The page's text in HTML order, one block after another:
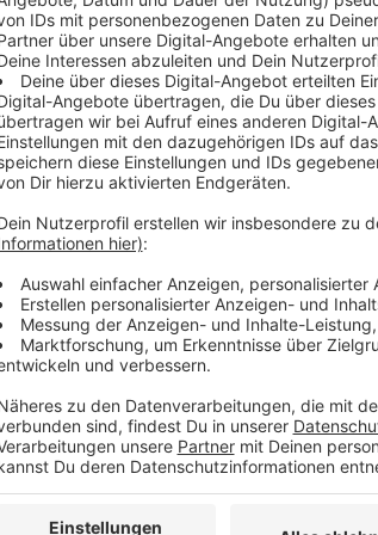
Mangel,“ heißt es dazu
Lehrstelle in der
zuletzt noch 66 zu
Rede. Wenn es den
Maurer, Straßenbauer
Branche ins Wanken.
Anzeige
IG BAU: "Beruf
Anzeige
In der laufenden
Azubis und Fahrgeld für
Unzufriedenheit bringe